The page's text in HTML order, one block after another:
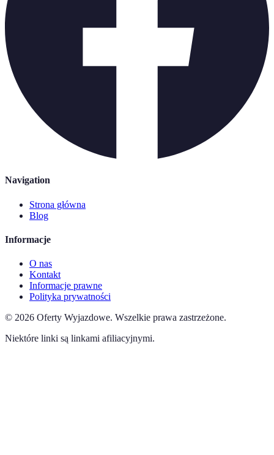
Navigation
Strona główna
Blog
Informacje
O nas
Kontakt
Informacje prawne
Polityka prywatności
© 2026 Oferty Wyjazdowe. Wszelkie prawa zastrzeżone.
Niektóre linki są linkami afiliacyjnymi.